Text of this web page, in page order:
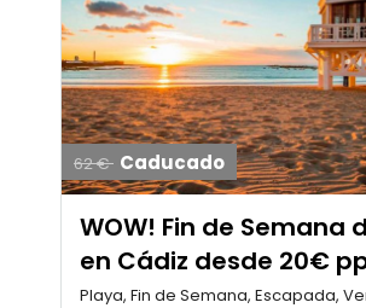
62 € Caducado
WOW! Fin de Semana
en Cádiz desde 20€
Playa, Fin de Semana, Escapada,